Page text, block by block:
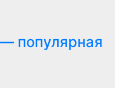
популярная